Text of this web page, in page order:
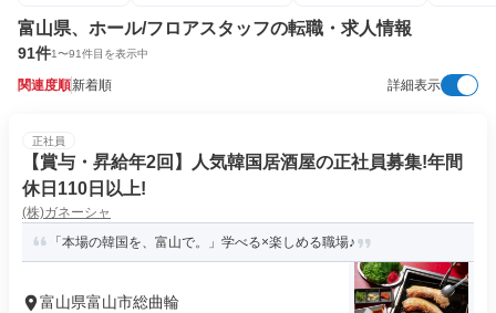
富山県、ホール/フロアスタッフの転職・求人情報
91件1〜91件目を表示中
関連度順新着順 詳細表示
正社員
【賞与・昇給年2回】人気韓国居酒屋の正社員募集!年間
休日110日以上!
(株)ガネーシャ
「本場の韓国を、富山で。」学べる×楽しめる職場♪
富山県富山市総曲輪